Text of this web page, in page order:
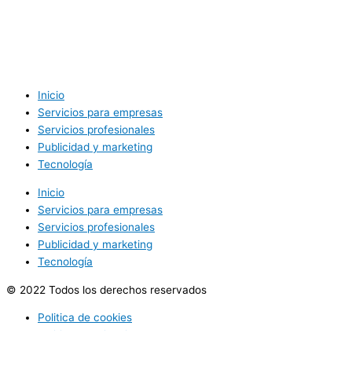
Inicio
Servicios para empresas
Servicios profesionales
Publicidad y marketing
Tecnología
Inicio
Servicios para empresas
Servicios profesionales
Publicidad y marketing
Tecnología
© 2022 Todos los derechos reservados
Politica de cookies
Politica de privacidad